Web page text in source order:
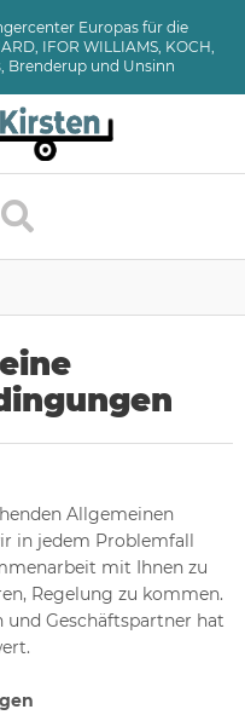
Europas für die
IFOR WILLIAMS, KOCH,
Brenderup und Unsinn
Allgemeinen
in jedem Problemfall
mit Ihnen zu
Regelung zu kommen.
Geschäftspartner hat